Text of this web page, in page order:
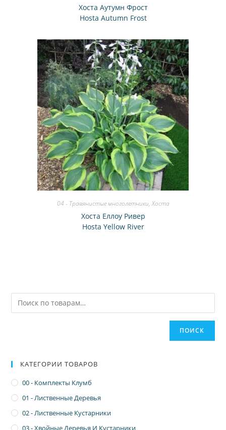
Хоста Аутумн Фрост
Hosta Autumn Frost
04 - Травянистые многолетники,Хоста
Хоста Еллоу Ривер
Hosta Yellow River
ПОИСК
КАТЕГОРИИ ТОВАРОВ
00 - Комплекты Клумб
01 - Лиственные Деревья
02 - Лиственные Кустарники
03 - Хвойные Деревья И Кустарники